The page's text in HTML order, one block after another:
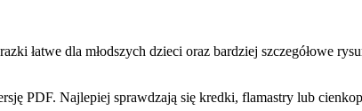
łatwe dla młodszych dzieci oraz bardziej szczegółowe
PDF. Najlepiej sprawdzają się kredki, flamastry lub